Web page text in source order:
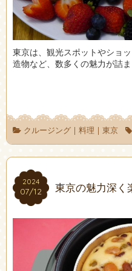
東京は、観光スポットやショ
造物など、数多くの魅力が詰ま
クルージング| 料理 | 東京
2024
07/12
2024
07/12 東京の魅力深く